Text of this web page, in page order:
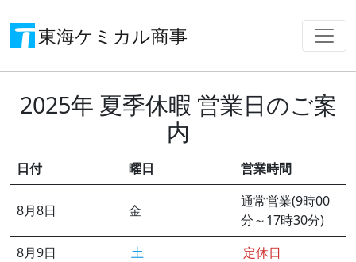
東海ケミカル商事
2025年 夏季休暇 営業日のご案
内
日付 曜日 営業時間
8月8日 金
通常営業(9時00
分～17時30分)
8月9日
土
定休日